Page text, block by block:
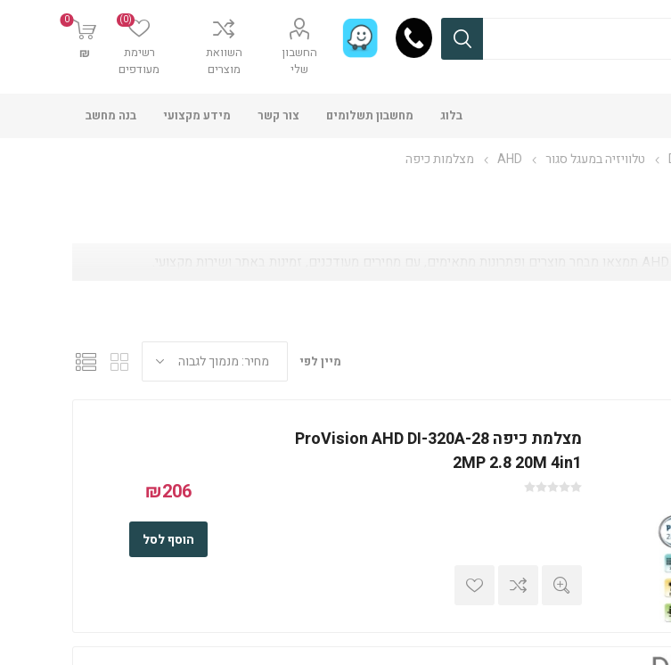
החשבון
שלי
השוואת
מוצרים
רשימת
מעודפים
(0)
0
₪
בלוג מחשבון תשלומים צור קשר מידע מקצועי בנה מחשב
טלוויזיה במעגל סגור AHD מצלמות כיפה
מיין לפי
מצלמת כיפה ProVision AHD DI-320A-28
2MP 2.8 20M 4in1
₪206
הוסף לסל